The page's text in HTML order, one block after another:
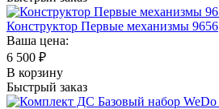
Конструктор Первые механизмы 9656
Ваша цена:
6 500 ₽
В корзину
Быстрый заказ